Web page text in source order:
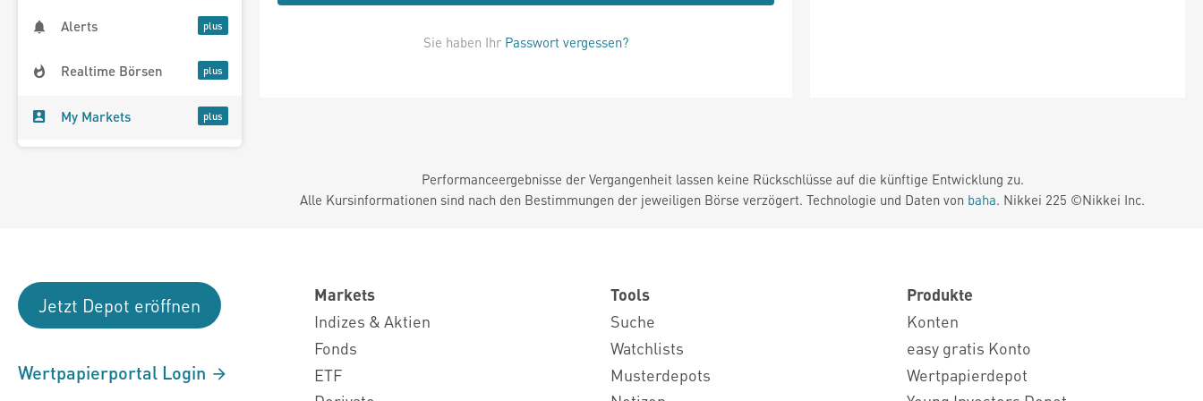
Alerts
Realtime Börsen
My Markets
Sie haben Ihr Passwort vergessen?
Performanceergebnisse der Vergangenheit lassen keine Rückschlüsse auf die künftige Entwicklung zu.
Alle Kursinformationen sind nach den Bestimmungen der jeweiligen Börse verzögert. Technologie und Daten von baha. Nikkei 225 ©Nikkei Inc.
Jetzt Depot eröffnen
Wertpapierportal Login
Markets
Indizes & Aktien
Fonds
ETF
Tools
Suche
Watchlists
Musterdepots
Produkte
Konten
easy gratis Konto
Wertpapierdepot